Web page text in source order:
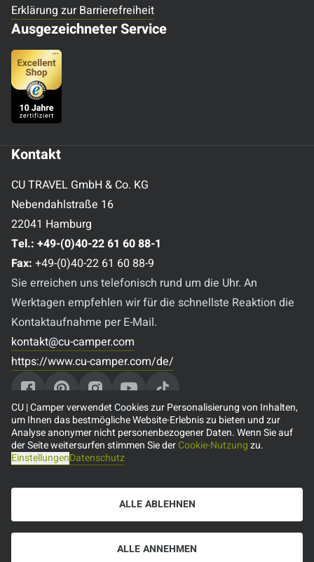
Erklärung zur Barrierefreiheit
Ausgezeichneter Service
Kontakt
CU TRAVEL GmbH & Co. KG
Nebendahlstraße 16
22041 Hamburg
Tel.: +49-(0)40-22 61 60 88-1
Fax: +49-(0)40-22 61 60 88-9
Sie erreichen uns telefonisch rund um die Uhr. An
Werktagen empfehlen wir für die schnellste Reaktion die
Kontaktaufnahme per E-Mail.
kontakt@cu-camper.com
https://www.cu-camper.com/de/
Beliebte Reiseziele
🇨🇦 Camper mieten in Kanada
🇺🇸 Camper mieten in den USA
🇦🇺 Camper mieten in Australien
🇳🇿 Camper mieten in Neuseeland
🇩🇪 Camper mieten in Deutschland
CU | Camper verwendet Cookies zur Personalisierung von Inhalten,
um Ihnen das bestmögliche Website-Erlebnis zu bieten und zur
Analyse anonymer nicht personenbezogener Daten. Wenn Sie auf
der Seite weitersurfen stimmen Sie derCookie-Nutzungzu.
EinstellungenDatenschutz
ALLE ABLEHNEN
ALLE ANNEHMEN